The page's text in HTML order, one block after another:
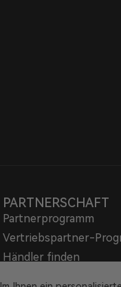
PARTNERSCHAFT
Partnerprogramm
Vertriebspartner-
Händler finden